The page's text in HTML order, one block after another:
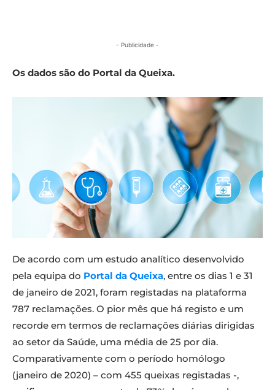
- Publicidade -
Os dados são do Portal da Queixa.
De acordo com um estudo analítico desenvolvido
pela equipa do Portal da Queixa, entre os dias 1 e 31
de janeiro de 2021, foram registadas na plataforma
787 reclamações. O pior mês que há registo e um
recorde em termos de reclamações diárias dirigidas
ao setor da Saúde, uma média de 25 por dia.
Comparativamente com o período homólogo
(janeiro de 2020) – com 455 queixas registadas -,